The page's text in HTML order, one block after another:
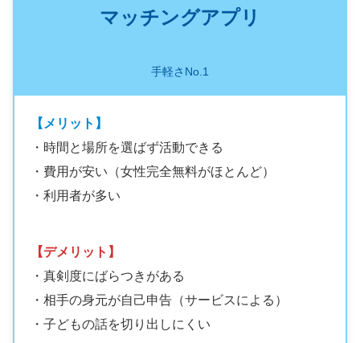
マッチングアプリ
手軽さNo.1
【メリット】
・時間と場所を選ばず活動できる
・費用が安い（女性完全無料がほとんど）
・利用者が多い
【デメリット】
・真剣度にばらつきがある
・相手の身元が自己申告（サービスによる）
・子どもの話を切り出しにくい